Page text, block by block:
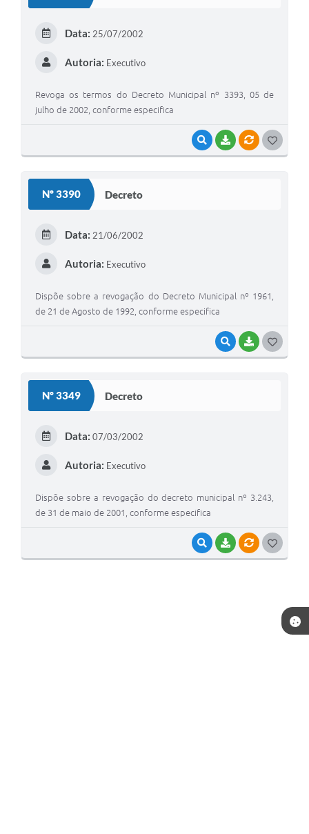
VISUALIZAR
BAIXARVÍNCULOS
Data: 25/07/2002
Autoria: Executivo
Revoga os termos do Decreto Municipal nº 3393, 05 de
julho de 2002, conforme especifica
Nº 3390 Decreto
VISUALIZAR
BAIXAR
Data: 21/06/2002
Autoria: Executivo
Dispõe sobre a revogação do Decreto Municipal nº 1961,
de 21 de Agosto de 1992, conforme especifica
Nº 3349 Decreto
VISUALIZAR
BAIXARVÍNCULOS
Data: 07/03/2002
Autoria: Executivo
Dispõe sobre a revogação do decreto municipal nº 3.243,
de 31 de maio de 2001, conforme especifica